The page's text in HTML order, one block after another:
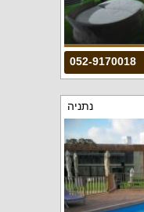
052-9170018
נתניה